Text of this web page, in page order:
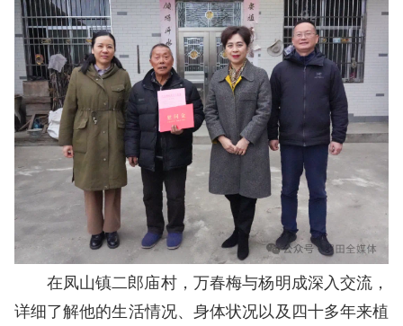
在凤山镇二郎庙村，万春梅与杨明成深入交流，
详细了解他的生活情况、身体状况以及四十多年来植